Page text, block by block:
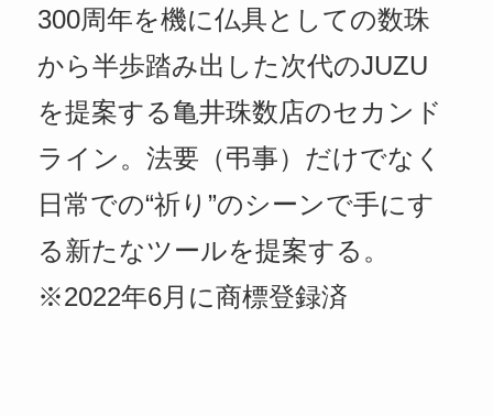
300周年を機に仏具としての数珠
から半歩踏み出した次代のJUZU
を提案する亀井珠数店のセカンド
ライン。法要（弔事）だけでなく
日常での“祈り”のシーンで手にす
る新たなツールを提案する。
※2022年6月に商標登録済